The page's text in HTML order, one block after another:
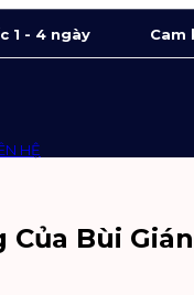
1 - 4 ngày Cam
HỆ
Của Bùi